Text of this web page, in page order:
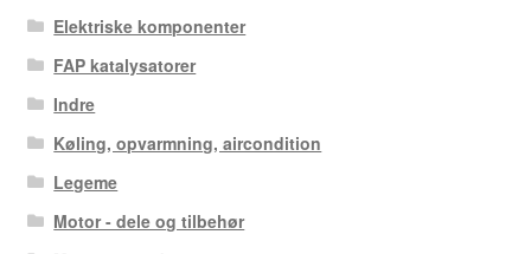
Elektriske komponenter
FAP katalysatorer
Indre
Køling, opvarmning, aircondition
Legeme
Motor - dele og tilbehør